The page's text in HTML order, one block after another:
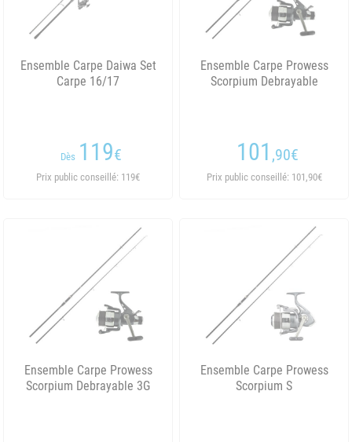
Ensemble Carpe Daiwa Set
Carpe 16/17
Dès 119€
Prix public conseillé: 119€
Ensemble Carpe Prowess
Scorpium Debrayable
101 ,90€
Prix public conseillé: 101,90€
Ensemble Carpe Prowess
Scorpium Debrayable 3G
Ensemble Carpe Prowess
Scorpium S